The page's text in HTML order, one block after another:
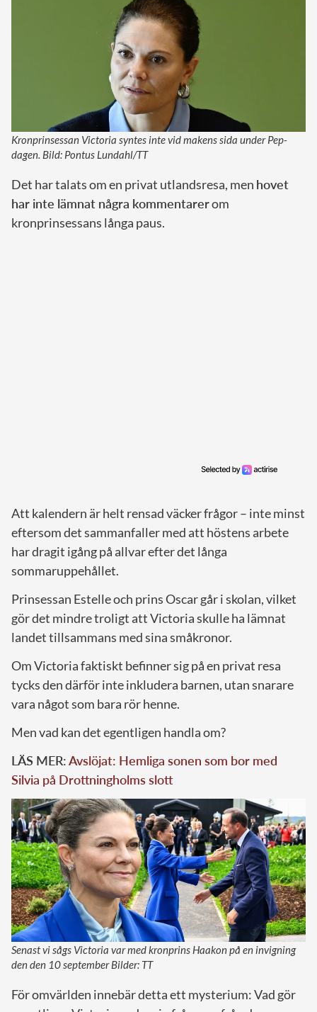
Kronprinsessan Victoria syntes inte vid makens sida under Pep-
dagen. Bild: Pontus Lundahl/TT
Det har talats om en privat utlandsresa, men hovet
har inte lämnat några kommentarerom
kronprinsessans långa paus.
Att kalendern är helt rensad väcker frågor – inte minst
eftersom det sammanfaller med att höstens arbete
har dragit igång på allvar efter det långa
sommaruppehållet.
Prinsessan Estelle och prins Oscar går i skolan, vilket
gör det mindre troligt att Victoria skulle ha lämnat
landet tillsammans med sina småkronor.
Om Victoria faktiskt befinner sig på en privat resa
tycks den därför inte inkludera barnen, utan snarare
vara något som bara rör henne.
Men vad kan det egentligen handla om?
LÄS MER:Avslöjat: Hemliga sonen som bor med
Silvia på Drottningholms slott
Senast vi sågs Victoria var med kronprins Haakon på en invigning
den den 10 september Bilder: TT
För omvärlden innebär detta ett mysterium: Vad gör